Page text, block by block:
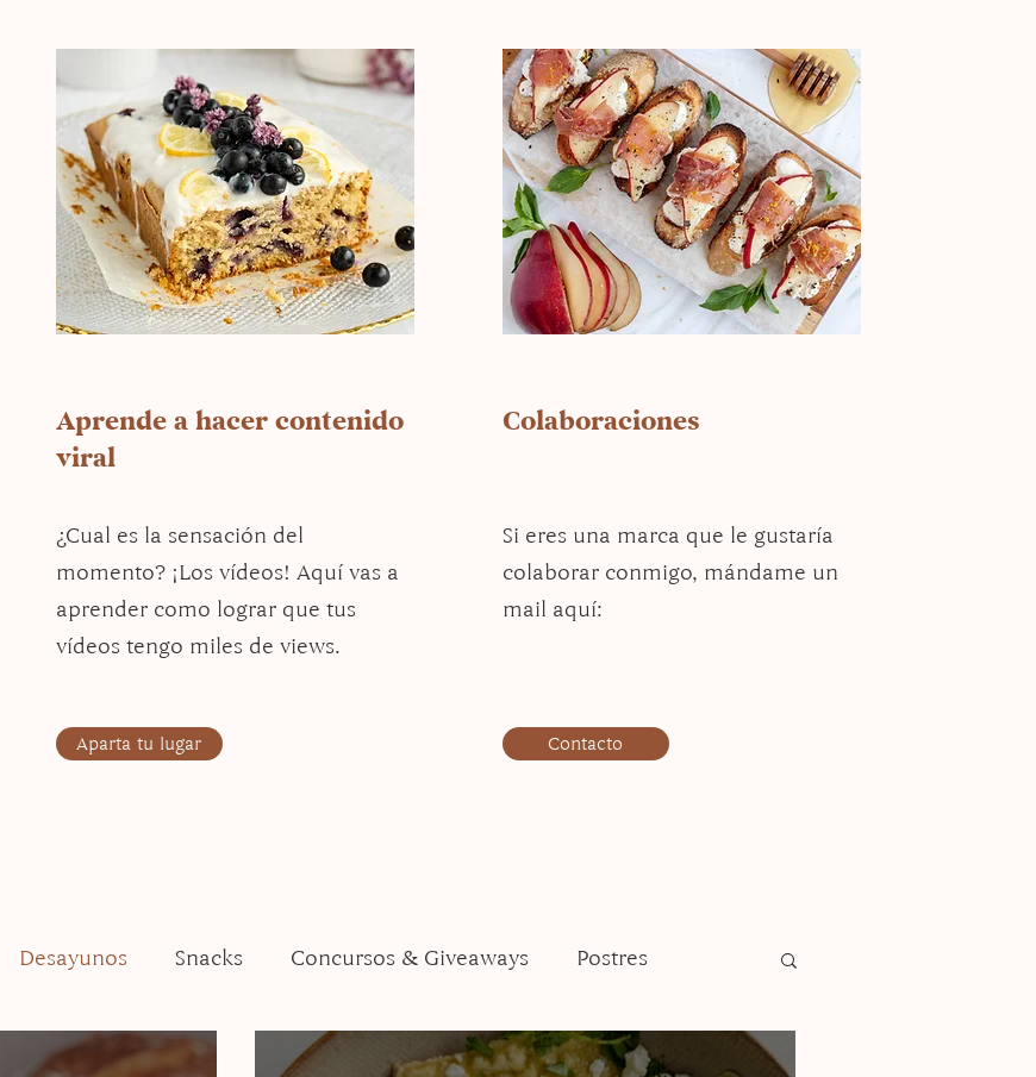
Aprende a hacer contenido
viral
¿Cual es la sensación del
momento? ¡Los vídeos! Aquí vas a
aprender como lograr que tus
vídeos tengo miles de views.
Aparta tu lugar
Colaboraciones
Si eres una marca que le gustaría
colaborar conmigo, mándame un
mail aquí:
Contacto
Desayunos Snacks Concursos & Giveaways Postres
Thanksgiving Ensaladas Pastas Vegano Plato fuerte